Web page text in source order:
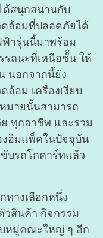
ด้สนุกสนานกับ
ดล้อมที่ปลอดภัยได้
ฟ้ารุ่นนี้มาพร้อม
ถนะที่เหนือชั้น ให้
นอกจากนี้ยัง
ล้อม เครื่องเงียบ
มายนั้นสามารถ
ทุกอาชีพ และรวม
อิมแพ็คในปัจจุบัน
บรถโกคาร์ทแล้ว
ทางเลือกหนึ่ง
วสินค้า กิจกรรม
บหมู่คณะใหญ่ ๆ อีก